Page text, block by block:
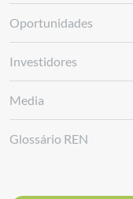
Oportunidades
Investidores
Media
Glossário REN